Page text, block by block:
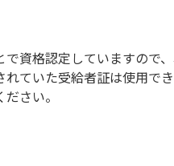
で資格認定していますので
れていた受給者証は使用で
さい。